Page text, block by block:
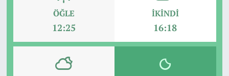
ÖĞLE
12:25
İKINDI
16:18